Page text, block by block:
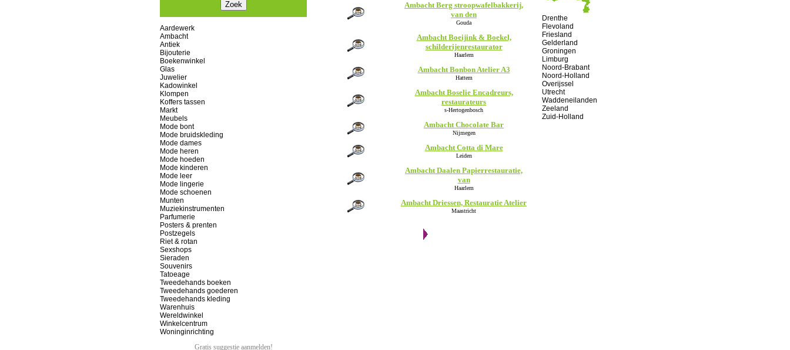
Aardewerk
Ambacht
Antiek
Bijouterie
Boekenwinkel
Glas
Juwelier
Kadowinkel
Klompen
Koffers tassen
Markt
Meubels
Mode bont
Mode bruidskleding
Mode dames
Mode heren
Mode hoeden
Mode kinderen
Mode leer
Mode lingerie
Mode schoenen
Munten
Muziekinstrumenten
Parfumerie
Posters & prenten
Postzegels
Riet & rotan
Sexshops
Sieraden
Souvenirs
Tatoeage
Tweedehands boeken
Tweedehands goederen
Tweedehands kleding
Warenhuis
Wereldwinkel
Winkelcentrum
Woninginrichting
Gratis suggestie aanmelden!
Ambacht Berg stroopwafelbakkerij,
van den
Gouda
Ambacht Boeijink & Boekel,
schilderijenrestaurator
Haarlem
Ambacht Bonbon Atelier A3
Hattem
Ambacht Boselie Encadreurs,
restaurateurs
s-Hertogenbosch
Ambacht Chocolate Bar
Nijmegen
Ambacht Cotta di Mare
Leiden
Ambacht Daalen Papierrestauratie,
van
Haarlem
Ambacht Driessen, Restauratie Atelier
Maastricht
Drenthe
Flevoland
Friesland
Gelderland
Groningen
Limburg
Noord-Brabant
Noord-Holland
Overijssel
Utrecht
Waddeneilanden
Zeeland
Zuid-Holland